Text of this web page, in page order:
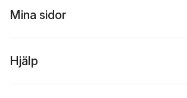
Mina sidor
Hjälp